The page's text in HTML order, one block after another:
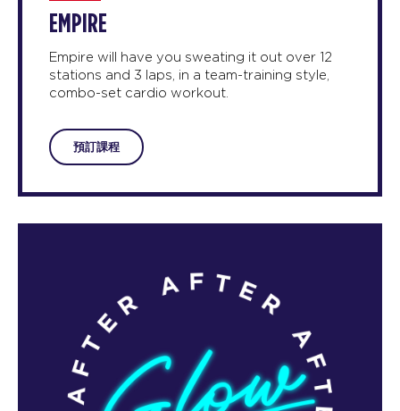
EMPIRE
Empire will have you sweating it out over 12
stations and 3 laps, in a team-training style,
combo-set cardio workout.
預訂課程